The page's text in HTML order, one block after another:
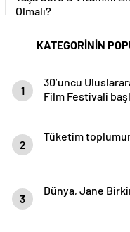
Olmalı?
KATEGORİNİN
1
30’uncu
Film Festivali
2
Tüketim
3
Dünya, Jane